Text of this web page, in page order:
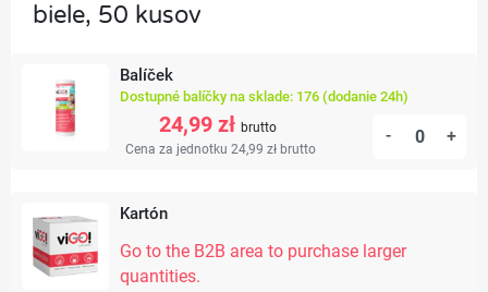
biele, 50 kusov
Balíček
Dostupné balíčky na sklade: 176 (dodanie 24h)
24,99 zł brutto
Cena za jednotku 24,99 zł brutto
- +
Kartón
Go to the B2B area to purchase larger
quantities.